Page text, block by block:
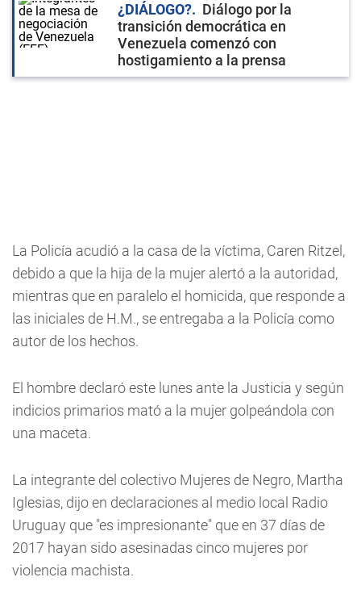
¿DIÁLOGO?
Diálogo por la
transición democrática en
Venezuela comenzó con
hostigamiento a la prensa
La Policía acudió a la casa de la víctima, Caren Ritzel,
debido a que la hija de la mujer alertó a la autoridad,
mientras que en paralelo el homicida, que responde a
las iniciales de H.M., se entregaba a la Policía como
autor de los hechos.
El hombre declaró este lunes ante la Justicia y según
indicios primarios mató a la mujer golpeándola con
una maceta.
La integrante del colectivo Mujeres de Negro, Martha
Iglesias, dijo en declaraciones al medio local Radio
Uruguay que "es impresionante" que en 37 días de
2017 hayan sido asesinadas cinco mujeres por
violencia machista.